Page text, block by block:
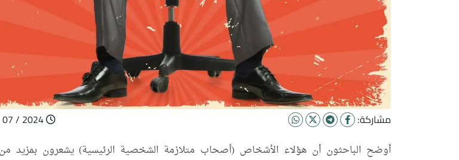
مشاركة:
أوضح الباحثون أن هؤلاء الأشخاص (أصحاب متلازمة الشخصية الرئيسية) يشعرون بمزيد من